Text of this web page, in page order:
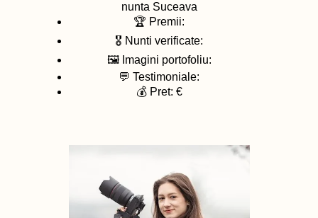
nunta Suceava
🏆 Premii:
🎖️ Nunti verificate:
🖼️ Imagini portofoliu:
💬 Testimoniale:
💰 Pret: €